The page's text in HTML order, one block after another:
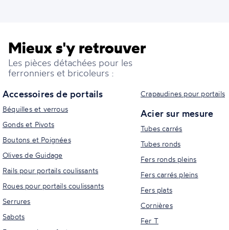
Mieux s'y retrouver
Les pièces détachées pour les
ferronniers et bricoleurs :
Accessoires de portails
Béquilles et verrous
Gonds et Pivots
Boutons et Poignées
Olives de Guidage
Rails pour portails coulissants
Roues pour portails coulissants
Serrures
Sabots
Crapaudines pour portails
Acier sur mesure
Tubes carrés
Tubes ronds
Fers ronds pleins
Fers carrés pleins
Fers plats
Cornières
Fer T